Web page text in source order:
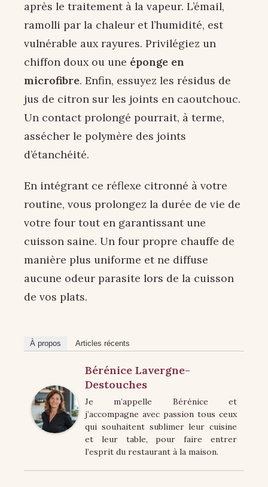
après le traitement à la vapeur. L’émail,
ramolli par la chaleur et l’humidité, est
vulnérable aux rayures. Privilégiez un
chiffon doux ou une éponge en
microfibre. Enfin, essuyez les résidus de
jus de citron sur les joints en caoutchouc.
Un contact prolongé pourrait, à terme,
assécher le polymère des joints
d’étanchéité.
En intégrant ce réflexe citronné à votre
routine, vous prolongez la durée de vie de
votre four tout en garantissant une
cuisson saine. Un four propre chauffe de
manière plus uniforme et ne diffuse
aucune odeur parasite lors de la cuisson
de vos plats.
À propos Articles récents
Bérénice Lavergne-
Destouches
Je m’appelle Bérénice et
j’accompagne avec passion tous ceux
qui souhaitent sublimer leur cuisine
et leur table, pour faire entrer
l’esprit du restaurant à la maison.